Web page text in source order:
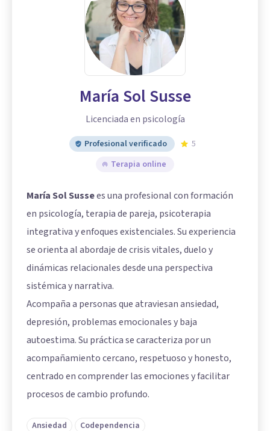
María Sol Susse
Licenciada en psicología
Profesional verificado
5
Terapia online
María Sol Sussees una profesional con formación
en psicología, terapia de pareja, psicoterapia
integrativa y enfoques existenciales. Su experiencia
se orienta al abordaje de crisis vitales, duelo y
dinámicas relacionales desde una perspectiva
sistémica y narrativa.
Acompaña a personas que atraviesan ansiedad,
depresión, problemas emocionales y baja
autoestima. Su práctica se caracteriza por un
acompañamiento cercano, respetuoso y honesto,
centrado en comprender las emociones y facilitar
procesos de cambio profundo.
Ansiedad
Codependencia